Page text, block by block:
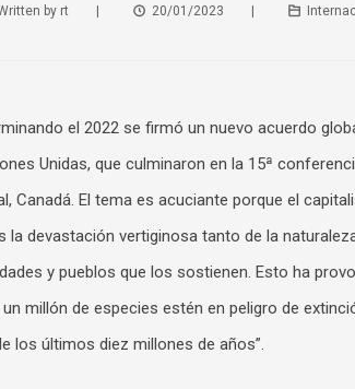
by rt 20/01/2023
el 2022 se firmó un nuevo acuerdo
Unidas, que culminaron en la 15ª
Canadá. El tema es acuciante porque el
la devastación vertiginosa tanto de la
y pueblos que los sostienen. Esto ha
millón de especies estén en peligro de
los últimos diez millones de años”.